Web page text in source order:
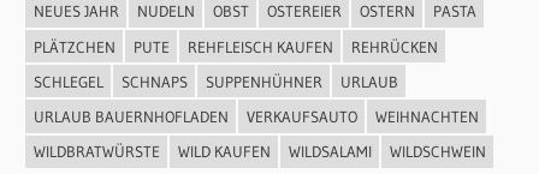
NEUES JAHR
NUDELN OBST OSTEREIER OSTERN
PASTA
PLÄTZCHEN
PUTE REHFLEISCH KAUFEN
REHRÜCKEN
SCHLEGEL
SCHNAPS SUPPENHÜHNER
URLAUB
URLAUB BAUERNHOFLADEN
VERKAUFSAUTO
WEIHNACHTEN
WILDBRATWÜRSTE
WILD KAUFEN WILDSALAMI WILDSCHWEIN